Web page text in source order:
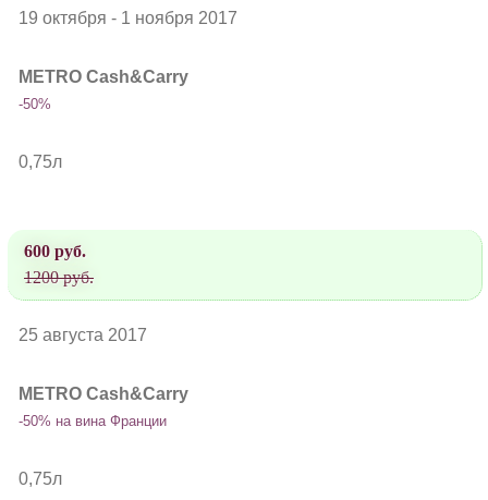
19 октября - 1 ноября 2017
METRO Cash&Carry
-50%
0,75л
600 руб.
1200 руб.
25 августа 2017
METRO Cash&Carry
-50% на вина Франции
0,75л